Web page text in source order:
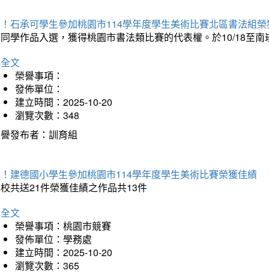
石承可學生參加桃園市114學年度學生美術比賽北區書法組
學作品入選，獲得桃園市書法類比賽的代表權。於10/18至
文
榮譽事項：
發佈單位：
建立時間：2025-10-20
瀏覽次數：348
發布者：訓育組
建德國小學生參加桃園市114學年度學生美術比賽榮獲佳績
共送21件榮獲佳績之作品共13件
文
榮譽事項：桃園市競賽
發佈單位：學務處
建立時間：2025-10-20
瀏覽次數：365